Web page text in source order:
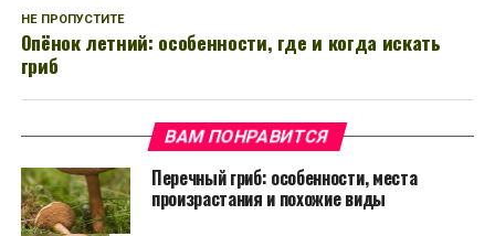
НЕ ПРОПУСТИТЕ
Опёнок летний: особенности, где и когда искать
гриб
ВАМ ПОНРАВИТСЯ
Перечный гриб: особенности, места
произрастания и похожие виды